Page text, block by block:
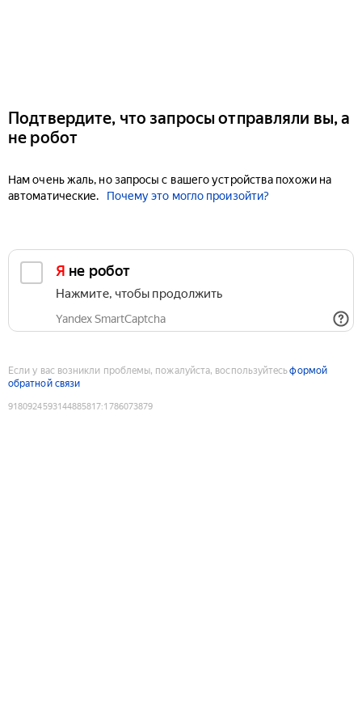
Подтвердите, что запросы отправляли вы, а
не робот
Нам очень жаль, но запросы с вашего устройства похожи на
автоматические.
Почему это могло произойти?
Я не робот
Нажмите, чтобы продолжить
Yandex SmartCaptcha
Если у вас возникли проблемы, пожалуйста, воспользуйтесьформой
обратной связи
9180924593144885817:1786073879